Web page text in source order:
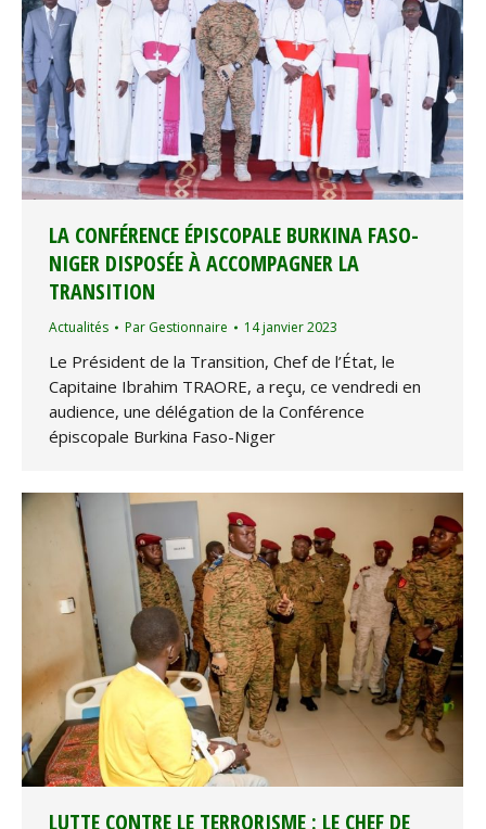
LA CONFÉRENCE ÉPISCOPALE BURKINA FASO-
NIGER DISPOSÉE À ACCOMPAGNER LA
TRANSITION
Actualités Par Gestionnaire 14 janvier 2023
Le Président de la Transition, Chef de l’État, le
Capitaine Ibrahim TRAORE, a reçu, ce vendredi en
audience, une délégation de la Conférence
épiscopale Burkina Faso-Niger
LUTTE CONTRE LE TERRORISME : LE CHEF DE